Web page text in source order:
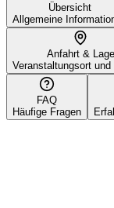
Übersicht
Allgemeine
Anfahrt & Lage
Veranstaltungsort und
FAQ
Häufige Fragen